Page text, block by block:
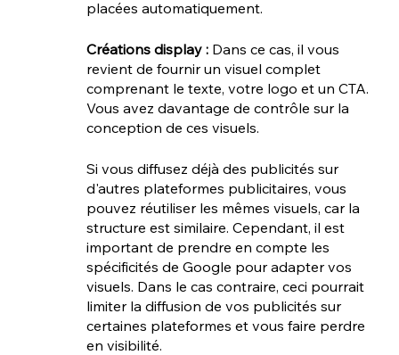
placées automatiquement.
Créations display : Dans ce cas, il vous
revient de fournir un visuel complet
comprenant le texte, votre logo et un CTA.
Vous avez davantage de contrôle sur la
conception de ces visuels.
Si vous diffusez déjà des publicités sur
d'autres plateformes publicitaires, vous
pouvez réutiliser les mêmes visuels, car la
structure est similaire. Cependant, il est
important de prendre en compte les
spécificités de Google pour adapter vos
visuels. Dans le cas contraire, ceci pourrait
limiter la diffusion de vos publicités sur
certaines plateformes et vous faire perdre
en visibilité.